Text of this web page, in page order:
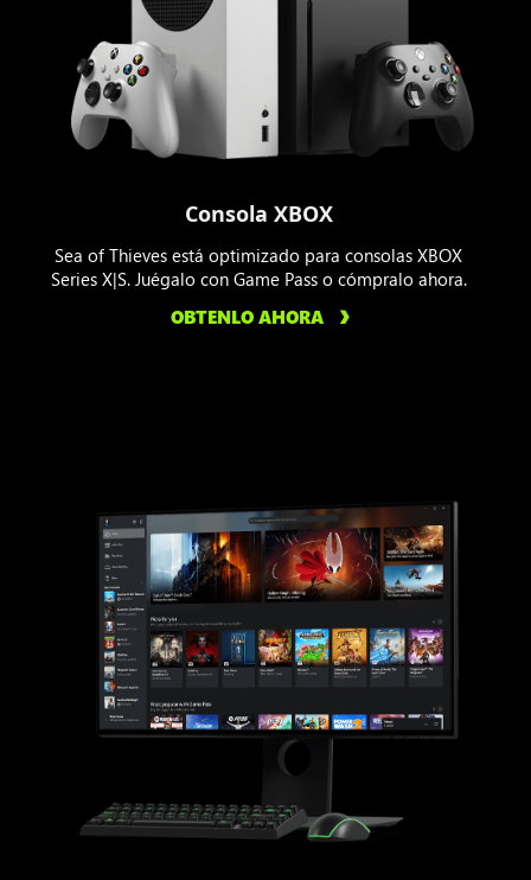
Consola XBOX
Sea of Thieves está optimizado para consolas XBOX
Series X|S. Juégalo con Game Pass o cómpralo ahora.
OBTENLO AHORA